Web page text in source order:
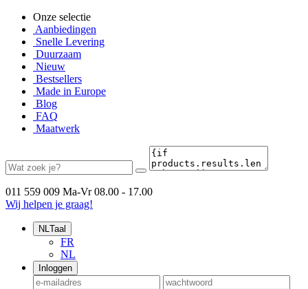
Onze selectie
Aanbiedingen
Snelle Levering
Duurzaam
Nieuw
Bestsellers
Made in Europe
Blog
FAQ
Maatwerk
011 559 009 Ma-Vr 08.00 - 17.00
Wij helpen je graag!
NLTaal
FR
NL
Inloggen